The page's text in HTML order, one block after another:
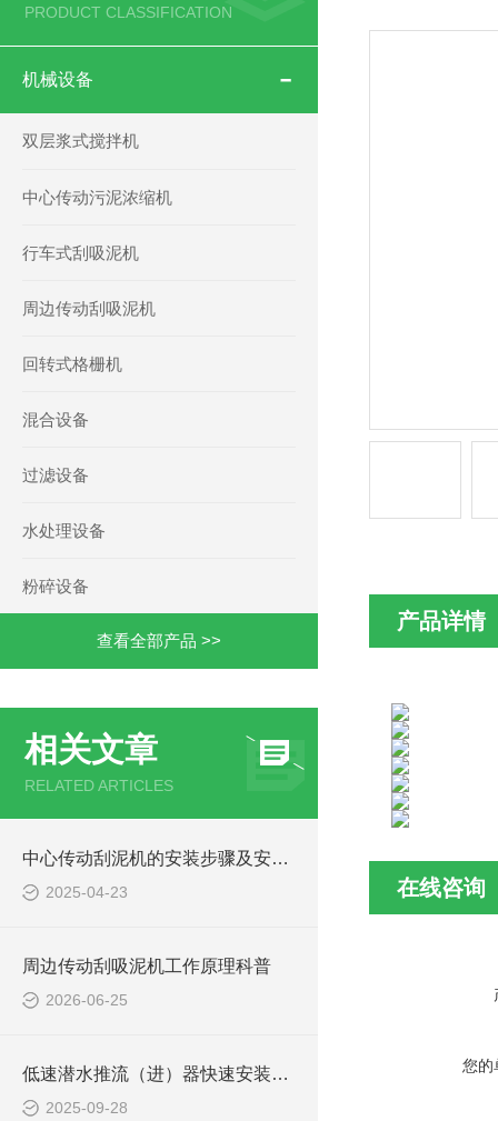
PRODUCT CLASSIFICATION
机械设备
双层浆式搅拌机
中心传动污泥浓缩机
行车式刮吸泥机
周边传动刮吸泥机
回转式格栅机
混合设备
过滤设备
水处理设备
粉碎设备
查看全部产品 >>
相关文章
RELATED ARTICLES
中心传动刮泥机的安装步骤及安装注意事项
2025-04-23
周边传动刮吸泥机工作原理科普
2026-06-25
低速潜水推流（进）器快速安装方法
2025-09-28
产品详情
在线咨询
您的